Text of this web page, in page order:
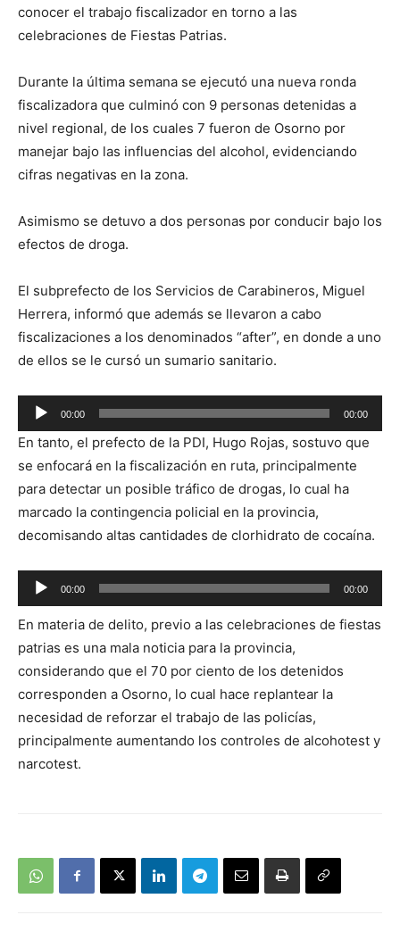
conocer el trabajo fiscalizador en torno a las
celebraciones de Fiestas Patrias.
Durante la última semana se ejecutó una nueva ronda
fiscalizadora que culminó con 9 personas detenidas a
nivel regional, de los cuales 7 fueron de Osorno por
manejar bajo las influencias del alcohol, evidenciando
cifras negativas en la zona.
Asimismo se detuvo a dos personas por conducir bajo los
efectos de droga.
El subprefecto de los Servicios de Carabineros, Miguel
Herrera, informó que además se llevaron a cabo
fiscalizaciones a los denominados “after”, en donde a uno
de ellos se le cursó un sumario sanitario.
Reproductor
de
audio
00:00 00:00
En tanto, el prefecto de la PDI, Hugo Rojas, sostuvo que
se enfocará en la fiscalización en ruta, principalmente
para detectar un posible tráfico de drogas, lo cual ha
marcado la contingencia policial en la provincia,
decomisando altas cantidades de clorhidrato de cocaína.
Reproductor
de
audio
00:00 00:00
En materia de delito, previo a las celebraciones de fiestas
patrias es una mala noticia para la provincia,
considerando que el 70 por ciento de los detenidos
corresponden a Osorno, lo cual hace replantear la
necesidad de reforzar el trabajo de las policías,
principalmente aumentando los controles de alcohotest y
narcotest.